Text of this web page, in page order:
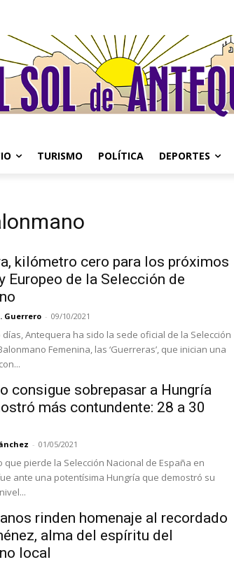
TURISMO POLÍTICA DEPORTES
kilómetro cero para los próximos
Europeo de la Selección de
Guerrero - 09/10/2021
días, Antequera ha sido la sede oficial de la Selección
Femenina, las ‘Guerreras’, que inician una
consigue sobrepasar a Hungría
más contundente: 28 a 30
- 01/05/2021
que pierde la Selección Nacional de España en
ante una potentísima Hungría que demostró su
rinden homenaje al recordado
alma del espíritu del
local